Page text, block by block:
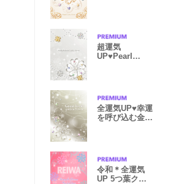
超運気
UP♥Pearl
全運気UP♥️幸運
を呼び込む金の
令和＊全運気
UP 5つ葉クロ